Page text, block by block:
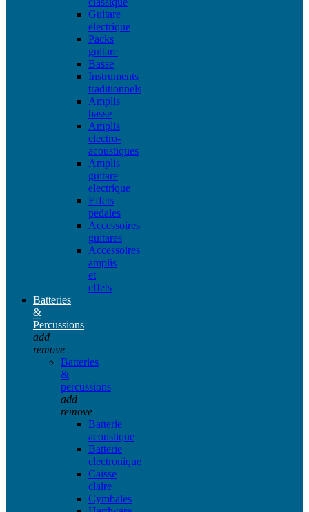
Guitare
electrique
Packs
guitare
Basse
Instruments
traditionnels
Amplis
basse
Amplis
electro-
acoustiques
Amplis
guitare
electrique
Effets
pedales
Accessoires
guitares
Accessoires
amplis
et
effets
Batteries
&
Percussions
add
remove
Batteries
&
percussions
add
remove
Batterie
acoustique
Batterie
electronique
Caisse
claire
Cymbales